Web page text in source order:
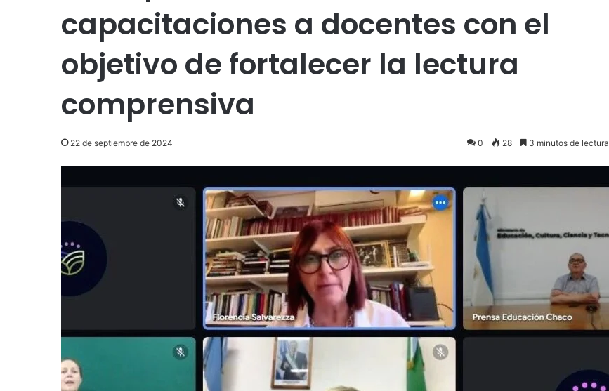
capacitaciones a docentes con el
objetivo de fortalecer la lectura
comprensiva
22 de septiembre de 2024 0 28 3 minutos de lectura